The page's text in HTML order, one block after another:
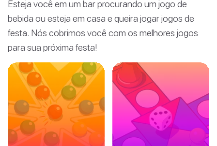
Esteja você em um bar procurando um jogo de
bebida ou esteja em casa e queira jogar jogos de
festa. Nós cobrimos você com os melhores jogos
para sua próxima festa!